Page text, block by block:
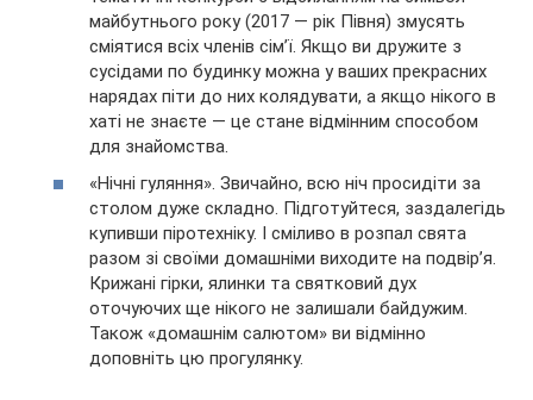
майбутнього року (2017 — рік Півня) змусять
сміятися всіх членів сім’ї. Якщо ви дружите з
сусідами по будинку можна у ваших прекрасних
нарядах піти до них колядувати, а якщо нікого в
хаті не знаєте — це стане відмінним способом
для знайомства.
«Нічні гуляння». Звичайно, всю ніч просидіти за
столом дуже складно. Підготуйтеся, заздалегідь
купивши піротехніку. І сміливо в розпал свята
разом зі своїми домашніми виходите на подвір’я.
Крижані гірки, ялинки та святковий дух
оточуючих ще нікого не залишали байдужим.
Також «домашнім салютом» ви відмінно
доповніть цю прогулянку.